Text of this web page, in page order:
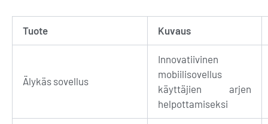
Tuote Kuvaus
Älykäs sovellus
Innovatiivinen
mobiilisovellus
käyttäjien arjen
helpottamiseksi